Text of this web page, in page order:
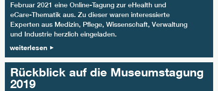
Februar 2021 eine Online-Tagung zur eHealth und
eCare-Thematik aus. Zu dieser waren interessierte
Experten aus Medizin, Pflege, Wissenschaft, Verwaltung
und Industrie herzlich eingeladen.
weiterlesen
Rückblick auf die Museumstagung
2019